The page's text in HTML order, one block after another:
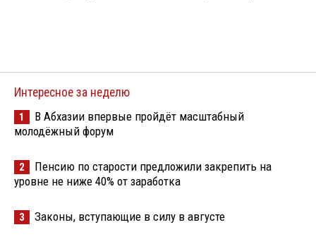
Интересное за неделю
1
В Абхазии впервые пройдёт масштабный
молодёжный форум
2
Пенсию по старости предложили закрепить на
уровне не ниже 40% от заработка
3 Законы, вступающие в силу в августе